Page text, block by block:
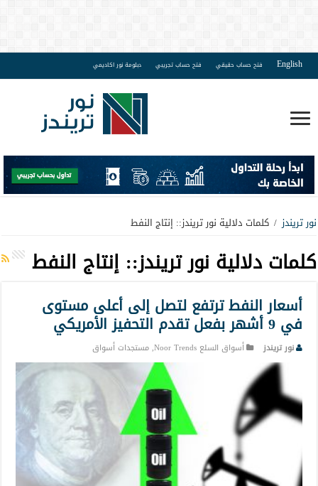
English فتح حساب حقيقي فتح حساب تجريبي دبلومة نور اكاديمي
نور تريندز / كلمات دلالية نور تريندز:: إنتاج النفط
كلمات دلالية نور تريندز::إنتاج النفط
أسعار النفط ترتفع لتصل إلى أعلى مستوى
في 9 أشهر بفعل تقدم التحفيز الأمريكي
نور تريندز أسواق السلع Noor Trends ,مستجدات أسواق